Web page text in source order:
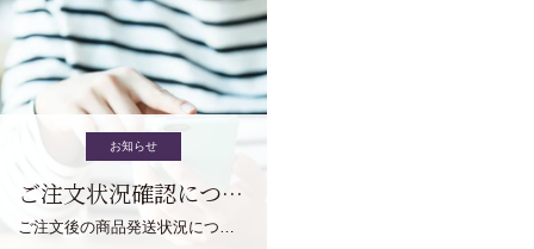
お知らせ
ご注文状況確認について
ご注文後の商品発送状況については、こちらからご確認くださいませ。